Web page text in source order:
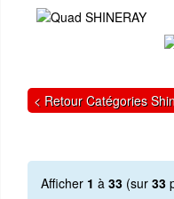
< Retour Catégories
Afficher 1 à 33 (sur 33